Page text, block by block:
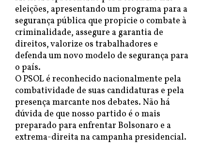
eleições, apresentando um programa para a
segurança pública que propicie o combate à
criminalidade, assegure a garantia de
direitos, valorize os trabalhadores e
defenda um novo modelo de segurança para
o país.
O PSOL é reconhecido nacionalmente pela
combatividade de suas candidaturas e pela
presença marcante nos debates. Não há
dúvida de que nosso partido é o mais
preparado para enfrentar Bolsonaro e a
extrema-direita na campanha presidencial.